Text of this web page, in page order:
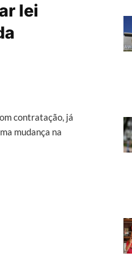
lei
contratação, já
mudança na